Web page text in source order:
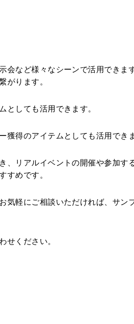
会など様々なシーンで活用できま
がります。
としても活用できます。
得のアイテムとしても活用でき
、リアルイベントの開催や参加す
すめです。
気軽にご相談いただければ、サン
せください。